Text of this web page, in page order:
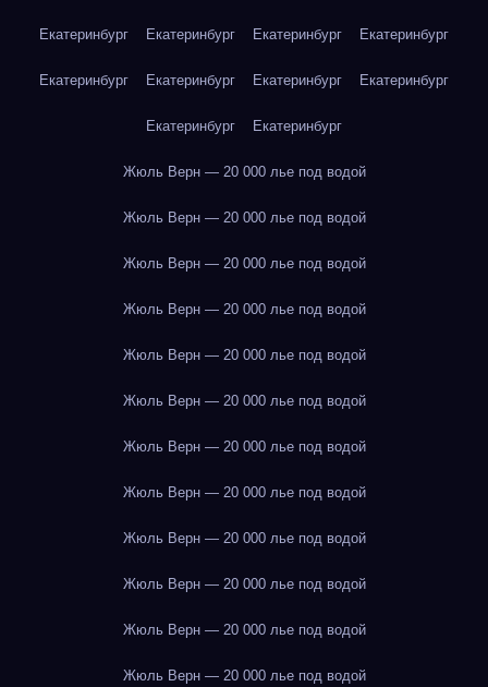
Екатеринбург Екатеринбург Екатеринбург Екатеринбург
Екатеринбург Екатеринбург Екатеринбург Екатеринбург
Екатеринбург Екатеринбург
Жюль Верн — 20 000 лье под водой
Жюль Верн — 20 000 лье под водой
Жюль Верн — 20 000 лье под водой
Жюль Верн — 20 000 лье под водой
Жюль Верн — 20 000 лье под водой
Жюль Верн — 20 000 лье под водой
Жюль Верн — 20 000 лье под водой
Жюль Верн — 20 000 лье под водой
Жюль Верн — 20 000 лье под водой
Жюль Верн — 20 000 лье под водой
Жюль Верн — 20 000 лье под водой
Жюль Верн — 20 000 лье под водой